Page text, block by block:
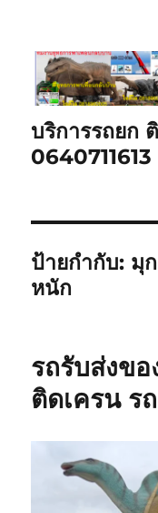
บริการรถยก
ป้ายกำกับ: มุ
หนัก
รถรับส่งข
ติดเครน ร